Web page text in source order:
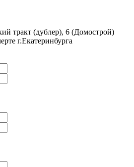
тракт (дублер), 6 (Домострой)
г.Екатеринбурга